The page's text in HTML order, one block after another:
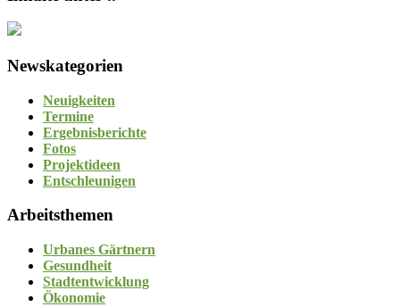
Newskategorien
Neuigkeiten
Termine
Ergebnisberichte
Fotos
Projektideen
Entschleunigen
Arbeitsthemen
Urbanes Gärtnern
Gesundheit
Stadtentwicklung
Ökonomie